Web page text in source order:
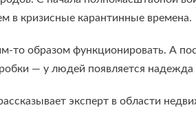
в кризисные карантинные времена.
образом функционировать. А
— у людей появляется
эксперт в области